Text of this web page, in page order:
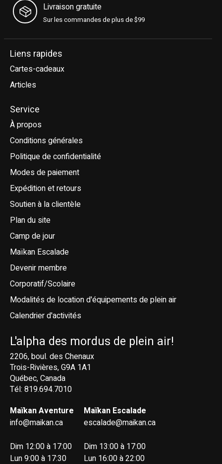
Livraison gratuite
Sur les commandes de plus de $99
Liens rapides
Cartes-cadeaux
Articles
Service
À propos
Conditions générales
Politique de confidentialité
Modes de paiement
Expédition et retours
Soutien à la clientèle
Plan du site
Camp de jour
Maïkan Escalade
Devenir membre
Corporatif/Scolaire
Modalités de location d'équipements de plein air
Calendrier d'activités
L'alpha des mordus de plein air!
2206, boul. des Chenaux
Trois-Rivières, G9A 1A1
Québec, Canada
Tél: 819.694.7010
Maïkan Aventure
info@maikan.ca
Dim 12:00 à 17:00
Lun 9:00 à 17:30
Maïkan Escalade
escalade@maikan.ca
Dim 13:00 à 17:00
Lun 16:00 à 22:00